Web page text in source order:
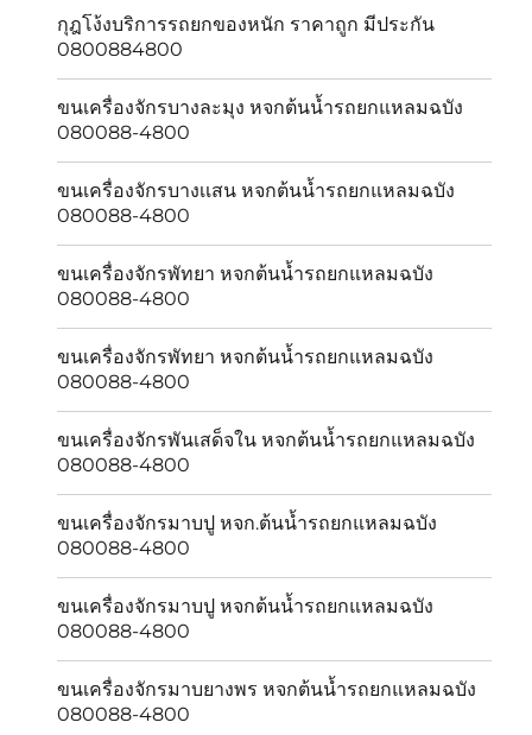
กุฎโง้งบริการรถยกของหนัก ราคาถูก มีประกัน
0800884800
ขนเครื่องจักรบางละมุง หจกต้นน้ำรถยกแหลมฉบัง
080088-4800
ขนเครื่องจักรบางเเสน หจกต้นน้ำรถยกแหลมฉบัง
080088-4800
ขนเครื่องจักรพัทยา หจกต้นน้ำรถยกแหลมฉบัง
080088-4800
ขนเครื่องจักรพัทยา หจกต้นน้ำรถยกแหลมฉบัง
080088-4800
ขนเครื่องจักรพันเสด็จใน หจกต้นน้ำรถยกแหลมฉบัง
080088-4800
ขนเครื่องจักรมาบปู หจก.ต้นน้ำรถยกแหลมฉบัง
080088-4800
ขนเครื่องจักรมาบปู หจกต้นน้ำรถยกแหลมฉบัง
080088-4800
ขนเครื่องจักรมาบยางพร หจกต้นน้ำรถยกแหลมฉบัง
080088-4800